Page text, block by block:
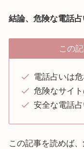
結論、危険な電話占
この
電話占いは
危険なサイ
安全な電話
この記事を読めば